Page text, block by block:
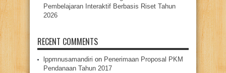
Pembelajaran Interaktif Berbasis Riset Tahun
2026
RECENT COMMENTS
lppmnusamandiri on Penerimaan Proposal PKM
Pendanaan Tahun 2017